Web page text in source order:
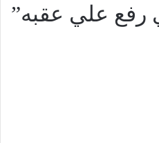
رفع علي عقبه”